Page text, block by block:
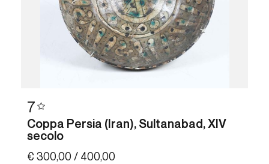
7
Coppa Persia (Iran), Sultanabad, XIV
secolo
€ 300,00 / 400,00